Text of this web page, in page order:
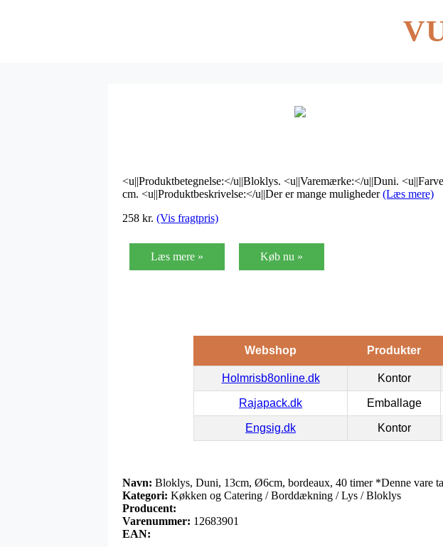
<u||Produktbetegnelse:</u||Bloklys. <u||Varemærke:</u||Duni.
cm. <u||Produktbeskrivelse:</u||Der er mange muligheder(Læs mere)
258 kr. (Vis fragtpris)
Læs mere » Køb nu »
Webshop Produkter
Holmrisb8online.dk Kontor
Rajapack.dk Emballage
Engsig.dk Kontor
Navn: Bloklys, Duni, 13cm, Ø6cm, bordeaux, 40 timer *Denne vare
Kategori: Køkken og Catering / Borddækning / Lys / Bloklys
Producent:
Varenummer: 12683901
EAN: